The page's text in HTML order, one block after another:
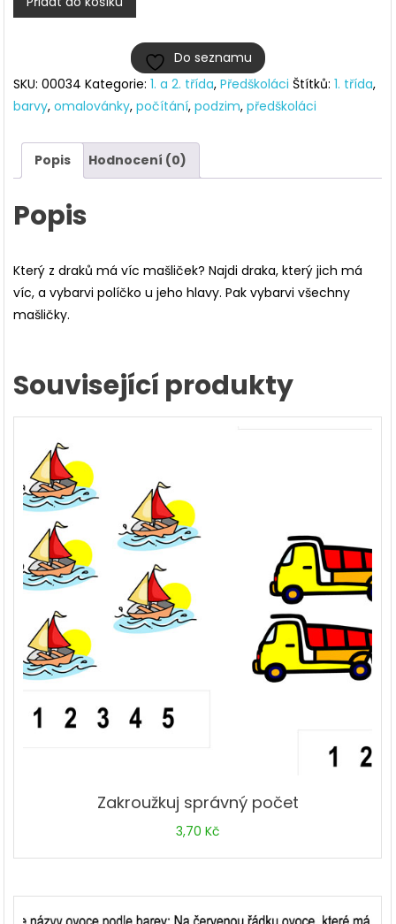
drak
mašlí?
množství
Do seznamu
SKU:00034 Kategorie:1. a 2. třída,Předškoláci Štítků:1. třída,
barvy,omalovánky,počítání,podzim,předškoláci
Popis Hodnocení (0)
Popis
Který z draků má víc mašliček? Najdi draka, který jich má
víc, a vybarvi políčko u jeho hlavy. Pak vybarvi všechny
mašličky.
Související produkty
Zakroužkuj správný počet
3,70 Kč